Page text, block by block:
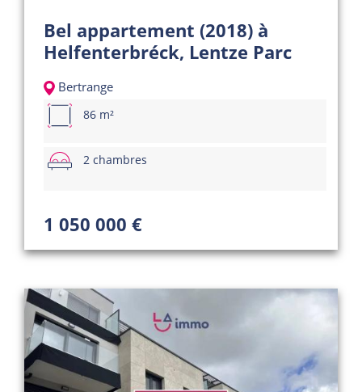
Bel appartement (2018) à
Helfenterbréck, Lentze Parc
Bertrange
86 m²
2 chambres
1 050 000 €